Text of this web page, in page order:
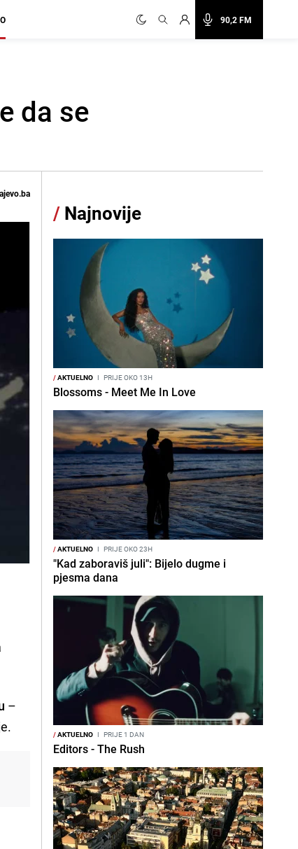
90,2 FM
da se
–
/ Najnovije
/AKTUELNO I PRIJE OKO 13H
Blossoms - Meet Me In Love
/AKTUELNO I PRIJE OKO 23H
"Kad zaboraviš juli": Bijelo dugme i
pjesma dana
/AKTUELNO I PRIJE 1 DAN
Editors - The Rush